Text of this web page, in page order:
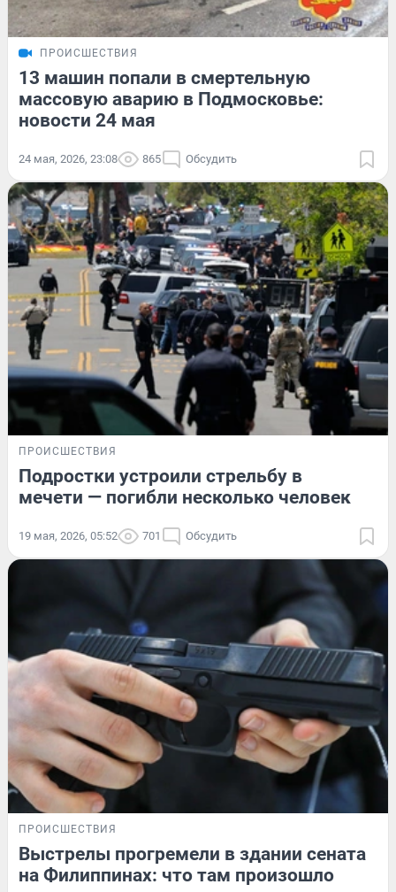
ПРОИСШЕСТВИЯ
13 машин попали в смертельную
массовую аварию в Подмосковье:
новости 24 мая
24 мая, 2026, 23:08 865 Обсудить
ПРОИСШЕСТВИЯ
Подростки устроили стрельбу в
мечети — погибли несколько человек
19 мая, 2026, 05:52 701 Обсудить
ПРОИСШЕСТВИЯ
Выстрелы прогремели в здании сената
на Филиппинах: что там произошло